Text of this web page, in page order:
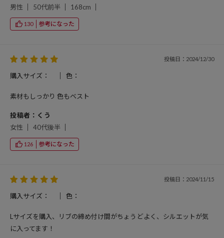
男性
50代前半 168cm
130 参考になった
投稿日：2024/12/30
購入サイズ： 色：
素材もしっかり 色もベスト
投稿者：くう
女性
40代後半
126 参考になった
投稿日：2024/11/15
購入サイズ： 色：
Lサイズを購入、リブの締め付け間がちょうどよく、シルエットが気
に入ってます！